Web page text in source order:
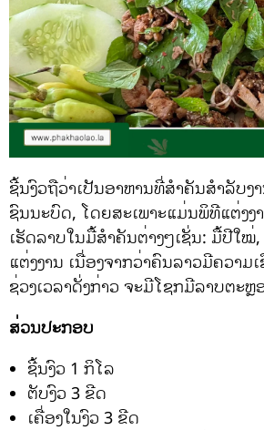
ຊີ້ນງົວຖືວ່າເປັນອາຫານທີ່ສຳຄັນສຳລັບງາ
ຊົນນະບົດ, ໂດຍສະເພາະແມ່ນພິທີແຕ່ງ
ເຮັດລາບໃນມື້ສໍາຄັນຕ່າງໆເຊັ່ນ: ມື້ປີໃ
ແຕ່ງງານ ເນື່ອງຈາກວ່າຄົນລາວມີຄວາມ
ຊ່ວງເວລາດັ່ງກ່າວ ຈະມີໂຊກມີລາບຕະຫຼ
ສ່ວນປະກອບ
ຊີ້ນງົວ 1 ກິໂລ
ຕັບງົວ 3 ຂີດ
ເຄື່ອງໃນງົວ 3 ຂີດ